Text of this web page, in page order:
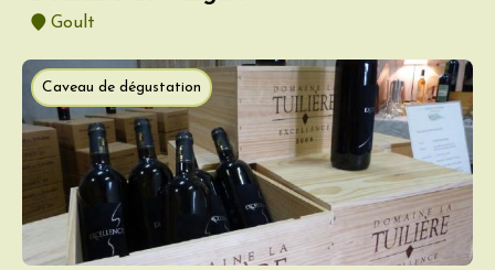
Goult
Caveau de dégustation